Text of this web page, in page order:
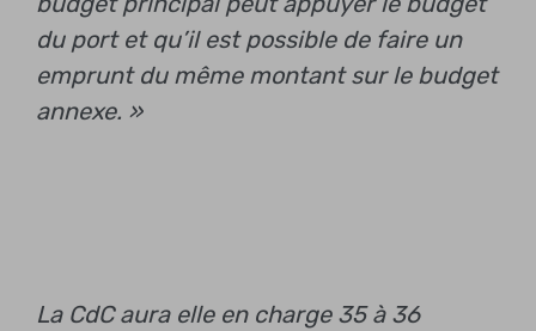
du port et qu’il est possible de faire un
emprunt du même montant sur le budget
annexe. »
La CdC aura elle en charge 35 à 36